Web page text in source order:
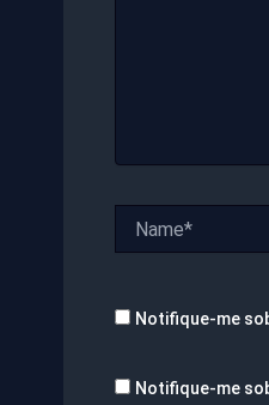
Notifique-me
Notifique-me